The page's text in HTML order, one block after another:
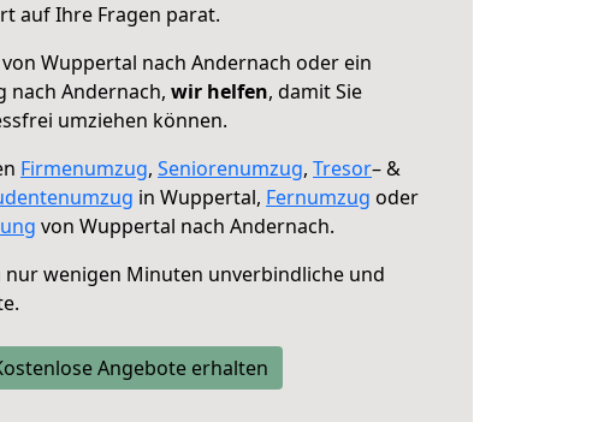
auf Ihre Fragen parat.
von Wuppertal nach Andernach oder ein
nach Andernach, wir helfen, damit Sie
umziehen können.
Firmenumzug, Seniorenumzug, Tresor– &
in Wuppertal, Fernumzug oder
von Wuppertal nach Andernach.
nur wenigen Minuten unverbindliche und
Angebote erhalten